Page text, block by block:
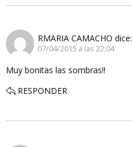
RMARIA CAMACHO dice:
07/04/2015 a las 22:04
Muy bonitas las sombras!!
RESPONDER